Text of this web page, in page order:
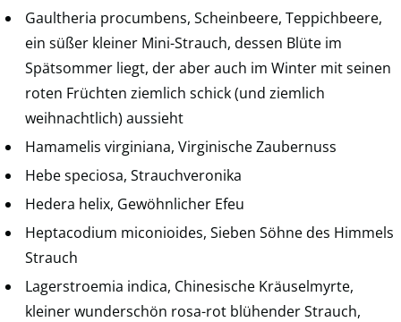
Gaultheria procumbens, Scheinbeere, Teppichbeere,
ein süßer kleiner Mini-Strauch, dessen Blüte im
Spätsommer liegt, der aber auch im Winter mit seinen
roten Früchten ziemlich schick (und ziemlich
weihnachtlich) aussieht
Hamamelis virginiana, Virginische Zaubernuss
Hebe speciosa, Strauchveronika
Hedera helix, Gewöhnlicher Efeu
Heptacodium miconioides, Sieben Söhne des Himmels
Strauch
Lagerstroemia indica, Chinesische Kräuselmyrte,
kleiner wunderschön rosa-rot blühender Strauch,